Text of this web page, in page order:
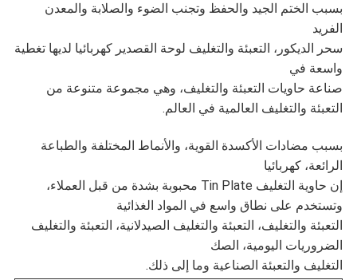
بسبب الختم الجيد والحفظ وتجنب الضوء والصلابة والمعدن
الفريد
سحر الديكور، التعبئة والتغليف لوحة القصدير كهربائيا لديها تغطية
واسعة في
صناعة حاويات التعبئة والتغليف، وهي مجموعة متنوعة من
التعبئة والتغليف العالمية في العالم.
بسبب مضادات الأكسدة القوية، والأنماط المختلفة والطباعة
الرائعة، كهربائيا
إن حاوية التغليف Tin Plate محبوبة بشدة من قبل العملاء،
وتستخدم على نطاق واسع في المواد الغذائية
التعبئة والتغليف، التعبئة والتغليف الصيدلانية، التعبئة والتغليف
الضروريات اليومية، الصك
التغليف والتعبئة الصناعية وما إلى ذلك.